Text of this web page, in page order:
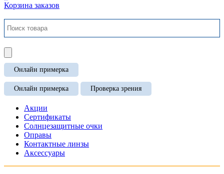
Корзина заказов
Онлайн примерка
Онлайн примерка Проверка зрения
Акции
Сертификаты
Солнцезащитные очки
Оправы
Контактные линзы
Аксессуары